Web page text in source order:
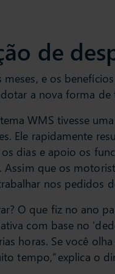
de
e os
a nova forma de
WMS tivesse
Ele rapidamente
dias e apoio os
que os
nos pedidos
O que fiz no ano
com base no
horas. Se você
tempo,” explica o